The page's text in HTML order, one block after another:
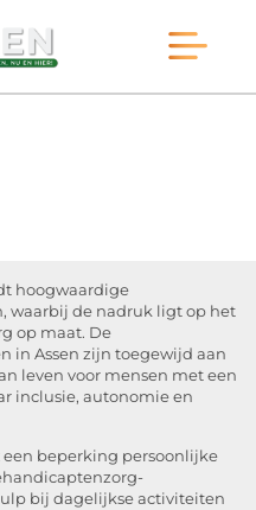
hoogwaardige
waarbij de nadruk ligt op het
op maat. De
in Assen zijn toegewijd aan
leven voor mensen met een
inclusie, autonomie en
beperking persoonlijke
bij dagelijkse activiteiten